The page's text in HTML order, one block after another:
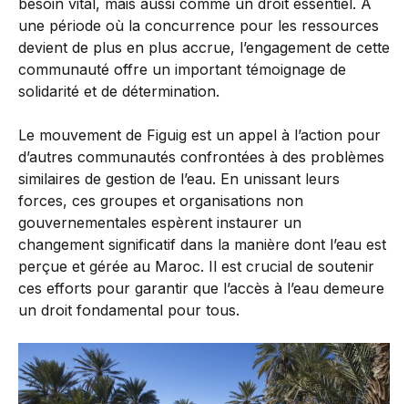
besoin vital, mais aussi comme un droit essentiel. À
une période où la concurrence pour les ressources
devient de plus en plus accrue, l’engagement de cette
communauté offre un important témoignage de
solidarité et de détermination.
Le mouvement de Figuig est un appel à l’action pour
d’autres communautés confrontées à des problèmes
similaires de gestion de l’eau. En unissant leurs
forces, ces groupes et organisations non
gouvernementales espèrent instaurer un
changement significatif dans la manière dont l’eau est
perçue et gérée au Maroc. Il est crucial de soutenir
ces efforts pour garantir que l’accès à l’eau demeure
un droit fondamental pour tous.